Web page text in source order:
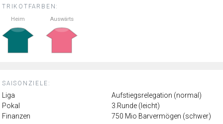
TRIKOTFARBEN:
Heim Auswärts
SAISONZIELE:
Liga
Aufstiegsrelegation (normal)
Pokal
3.Runde (leicht)
Finanzen
750 Mio Barvermögen (schwer)